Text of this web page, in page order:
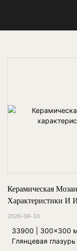
Керамическая
Характеристики И
2026-06-10
33900 | 300x300
Глянцевая глазурь